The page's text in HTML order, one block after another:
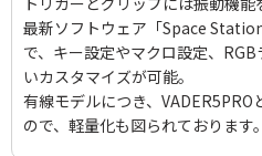
最新ソフトウェア「Space
で、キー設定やマクロ設定、
いカスタマイズが可能。
有線モデルにつき、
ので、軽量化も図られております。